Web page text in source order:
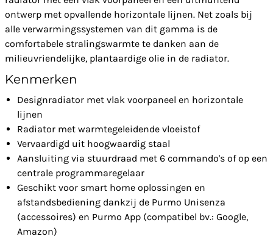
ontwerp met opvallende horizontale lijnen. Net zoals bij
alle verwarmingssystemen van dit gamma is de
comfortabele stralingswarmte te danken aan de
milieuvriendelijke, plantaardige olie in de radiator.
Kenmerken
Designradiator met vlak voorpaneel en horizontale
lijnen
Radiator met warmtegeleidende vloeistof
Vervaardigd uit hoogwaardig staal
Aansluiting via stuurdraad met 6 commando's of op een
centrale programmaregelaar
Geschikt voor smart home oplossingen en
afstandsbediening dankzij de Purmo Unisenza
(accessoires) en Purmo App (compatibel bv.: Google,
Amazon)